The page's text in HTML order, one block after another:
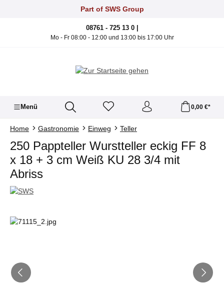
Zum Hauptinhalt springenPart of SWS Group
08761 - 725 13 0 |
Mo - Fr 08:00 - 12:00 und 13:00 bis 17:00 Uhr
Menü 0,00 €*
Home Gastronomie Einweg Teller
250 Pappteller Wurstteller eckig FF 8
x 18 + 3 cm Weiß KU 28 3/4 mit
Abriss
Bildergalerie überspringen